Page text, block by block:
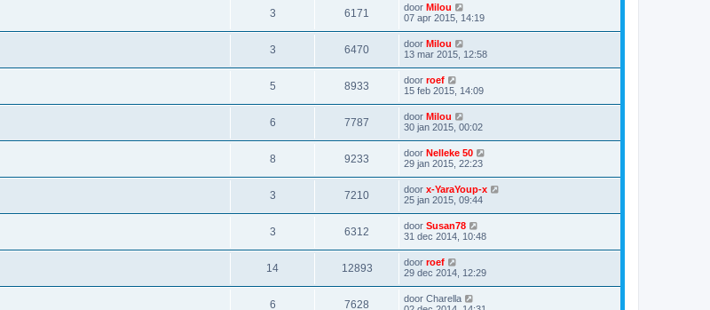
3 6171 door Milou
07 apr 2015, 14:19
3 6470 door Milou
13 mar 2015, 12:58
5 8933 door roef
15 feb 2015, 14:09
6 7787 door Milou
30 jan 2015, 00:02
8 9233 door Nelleke 50
29 jan 2015, 22:23
3 7210 door x-YaraYoup-x
25 jan 2015, 09:44
3 6312 door Susan78
31 dec 2014, 10:48
14 12893 door roef
29 dec 2014, 12:29
6 7628 door Charella